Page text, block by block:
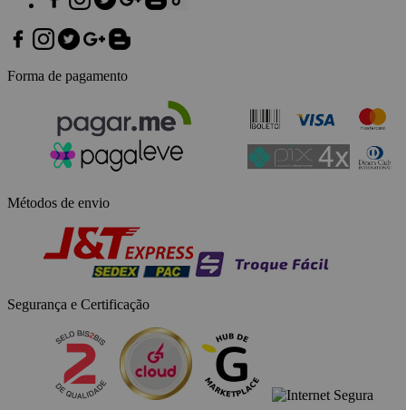
Forma de pagamento
Métodos de envio
Segurança e Certificação